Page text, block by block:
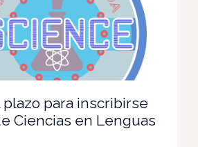
para inscribirse
Ciencias en Lenguas